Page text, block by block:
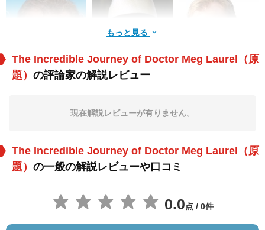
John Reilly
チャールズ・タイナ
Woodrow Parfrey
Peggy Walton-
キャス・スーシー
もっと見る
The Incredible Journey of Doctor Meg Laurel（原
題） の評論家の解説レビュー
現在解説レビューが有りません。
The Incredible Journey of Doctor Meg Laurel（原
題） の一般の解説レビューや口コミ
0.0点 / 0件